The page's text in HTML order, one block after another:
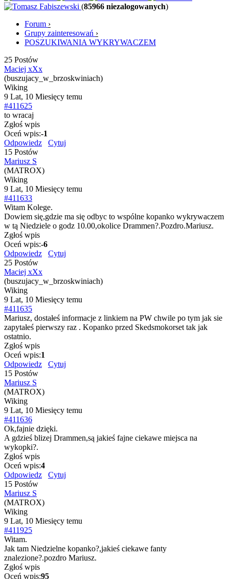
(85966 niezalogowanych)
Forum ›
Grupy zainteresowań ›
POSZUKIWANIA WYKRYWACZEM
25 Postów
Maciej xXx
(buszujacy_w_brzoskwiniach)
Wiking
9 Lat, 10 Miesięcy temu
#411625
to wracaj
Zgłoś wpis
Oceń wpis:-1
Odpowiedz
Cytuj
15 Postów
Mariusz S
(MATROX)
Wiking
9 Lat, 10 Miesięcy temu
#411633
Witam Kolege.
Dowiem się,gdzie ma się odbyc to wspólne kopanko wykrywaczem
w tą Niedziele o godz 10.00,okolice Drammen?.Pozdro.Mariusz.
Zgłoś wpis
Oceń wpis:-6
Odpowiedz
Cytuj
25 Postów
Maciej xXx
(buszujacy_w_brzoskwiniach)
Wiking
9 Lat, 10 Miesięcy temu
#411635
Mariusz, dostałeś informacje z linkiem na PW chwile po tym jak sie
zapytałeś pierwszy raz . Kopanko przed Skedsmokorset tak jak
ostatnio.
Zgłoś wpis
Oceń wpis:1
Odpowiedz
Cytuj
15 Postów
Mariusz S
(MATROX)
Wiking
9 Lat, 10 Miesięcy temu
#411636
Ok,fajnie dzięki.
A gdzieś blizej Drammen,są jakieś fajne ciekawe miejsca na
wykopki?.
Zgłoś wpis
Oceń wpis:4
Odpowiedz
Cytuj
15 Postów
Mariusz S
(MATROX)
Wiking
9 Lat, 10 Miesięcy temu
#411925
Witam.
Jak tam Niedzielne kopanko?,jakieś ciekawe fanty
znalezione?.pozdro Mariusz.
Zgłoś wpis
Oceń wpis:95